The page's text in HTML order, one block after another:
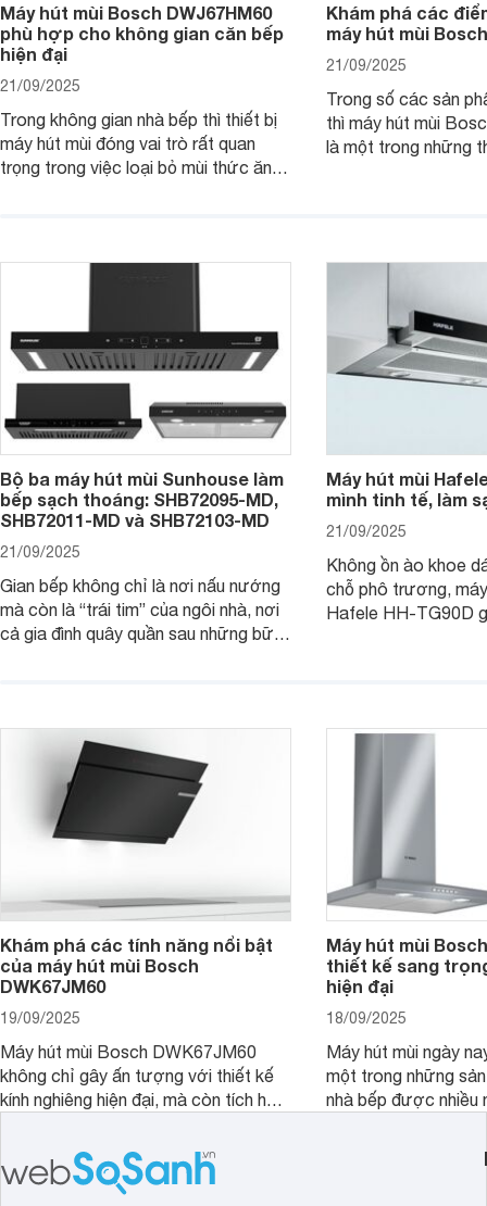
Máy hút mùi Bosch DWJ67HM60
phù hợp cho không gian căn bếp
hiện đại
21/09/2025
Trong không gian nhà bếp thì thiết bị
máy hút mùi đóng vai trò rất quan
trọng trong việc loại bỏ mùi thức ăn,
trong dòng máy hút mùi nhà Bosch là
sản phẩm máy hút mùi Bosch
Khám phá các
máy hút mùi
21/09/2025
Trong số các sản
thì máy hút mùi
là một trong những
Bộ ba máy hút mùi Sunhouse làm
bếp sạch thoáng: SHB72095-MD,
SHB72011-MD và SHB72103-MD
21/09/2025
Gian bếp không chỉ là nơi nấu nướng
mà còn là “trái tim” của ngôi nhà, nơi
cả gia đình quây quần sau những bữa
mùi Sunhouse SHB72095-MD,
SHB72011-MD và SHB72103-MD
phát huy sức mạnh.
Máy hút mùi
mình tinh tế, làm
21/09/2025
Không ồn ào khoe
chỗ phô trương,
Hafele HH-TG90D
đi tìm hiểu chi tiết
Khám phá các tính năng nổi bật
của máy hút mùi Bosch
DWK67JM60
19/09/2025
Máy hút mùi Bosch DWK67JM60
không chỉ gây ấn tượng với thiết kế
kính nghiêng hiện đại, mà còn tích hợp
sự tiện nghi và hiệu quả cho căn bếp.
Đây chắc chắn sẽ là lựa chọn lý
tưởng cho không gian bếp hiện đại.
Máy hút mùi
thiết kế sang
hiện đại
18/09/2025
Máy hút mùi ngày
một trong những
nhà bếp được nhiều
thiết bị nổi bật
là máy hút mùi